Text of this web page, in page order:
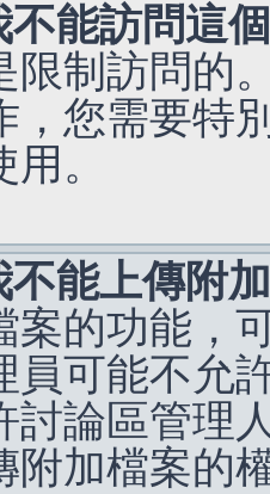
不能訪問這
限制訪問的
，您需要特
。
不能上傳附
案的功能，
員可能不允
討論區管理
附加檔案的